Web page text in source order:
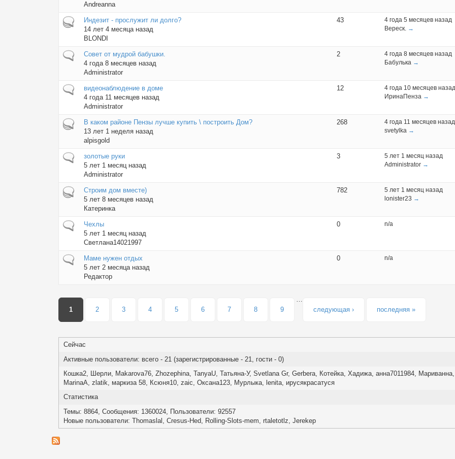
Andreanna
Горячая темаИндезит - прослужит ли долго?
14 лет 4 месяца назад
BLONDI
43
4 года 5 месяцев назад
Вереск. →
Обычная темаСовет от мудрой бабушки.
4 года 8 месяцев назад
Administrator
2
4 года 8 месяцев назад
Бабулька →
Обычная темавидеонаблюдение в доме
4 года 11 месяцев назад
Administrator
12
4 года 10 месяцев назад
ИринаПенза →
Горячая темаВ каком районе Пензы лучше купить \ построить Дом?
13 лет 1 неделя назад
alpisgold
268
4 года 11 месяцев назад
svetylka →
Обычная тема
золотые руки
5 лет 1 месяц назад
Administrator
3
5 лет 1 месяц назад
Administrator →
Горячая темаСтроим дом вместе)
5 лет 8 месяцев назад
Катеринка
782
5 лет 1 месяц назад
lonister23 →
Обычная тема
Чехлы
5 лет 1 месяц назад
Светлана14021997
0 n/a
Обычная темаМаме нужен отдых
5 лет 2 месяца назад
Редактор
0 n/a
Страницы
1 2 3 4 5 6 7 8 9
…
следующая ›
последняя »
Сейчас
Активные пользователи: всего - 21 (зарегистрированные - 21, гости - 0)
Кошка2
Шерли Makarova76 ,Zhozephina ,TanyaU ,Татьяна-У,Svetlana Gr,Gerbera Котейка ,Хадижа ,анна7011984 Мариванна
MarinaA ,zlatik маркиза 58 Ксюня10 ,zaic ,Оксана123 Мурлыка lenita ирусякрасатуся
Статистика
Темы: 8864, Сообщения: 1360024, Пользователи: 92557
Новые пользователи:Thomaslal ,Cresus-Hed Rolling-Slots-mem ,rtaletotlz ,Jerekep